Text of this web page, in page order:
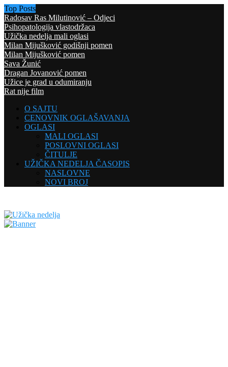
Top Posts
Radosav Ras Milutinović – Odjeci
Psihopatologija vlastodržaca
Užička nedelja mali oglasi
Milan Mijušković godišnji pomen
Milan Mijušković pomen
Sava Žunić
Dragan Jovanović pomen
Užice je grad u odumiranju
Rat nije film
O SAJTU
CENOVNIK OGLAŠAVANJA
OGLASI
MALI OGLASI
POSLOVNI OGLASI
ČITULJE
UŽIČKA NEDELJA ČASOPIS
NASLOVNE
NOVI BROJ